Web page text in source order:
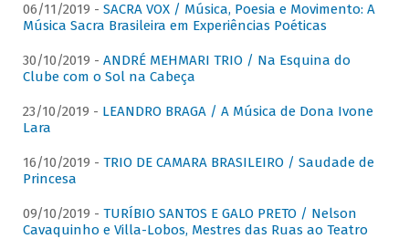
06/11/2019 - SACRA VOX / Música, Poesia e Movimento: A
Música Sacra Brasileira em Experiências Poéticas
30/10/2019 - ANDRÉ MEHMARI TRIO / Na Esquina do
Clube com o Sol na Cabeça
23/10/2019 - LEANDRO BRAGA / A Música de Dona Ivone
Lara
16/10/2019 - TRIO DE CAMARA BRASILEIRO / Saudade de
Princesa
09/10/2019 - TURÍBIO SANTOS E GALO PRETO / Nelson
Cavaquinho e Villa-Lobos, Mestres das Ruas ao Teatro